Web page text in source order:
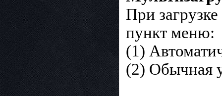
При
пункт меню:
(1)
(2) Обычная